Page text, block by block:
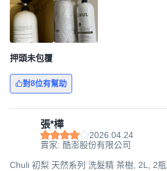
押頭未包覆
對8位有幫助
張*樺
2026.04.24
賣家: 酷澎股份有限公司
Chuli 初梨 天然系列 洗髮精 茶樹, 2L, 2瓶